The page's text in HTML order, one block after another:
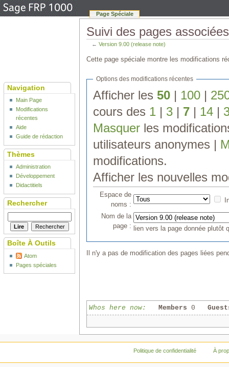
Suivi des pages
←Version 9.00 (release note)
Cette page spéciale montre les modifications
Options des modifications récentes
Afficher les50 | 100 |
cours des 1 | 3 | 7 | 14 |
Masquer les
utilisateurs anonymes |
modifications.
Afficher les nouvelles
Espace de
noms :
Nom de la
page :
lien vers la page donnée plutôt
Il n'y a pas de modification des pages liées
Whos here now: Members 0
Page Spéciale
Navigation
Main Page
Modifications
récentes
Aide
Guide de rédaction
Thèmes
Administration
Développement
Didactitiels
Rechercher
Boîte À Outils
Atom
Pages spéciales
Politique de confidentialité À